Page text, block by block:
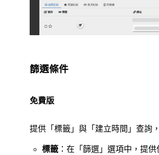
篩選條件
免費版
提供「標籤」與「建立時間」查詢
標籤 ：在「篩選」選項中，提